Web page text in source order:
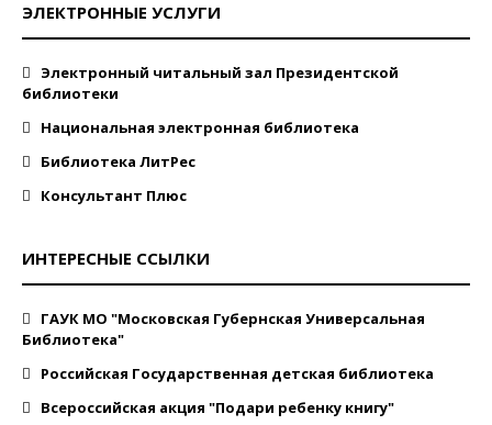
ЭЛЕКТРОННЫЕ УСЛУГИ
Электронный читальный зал Президентской
библиотеки
Национальная электронная библиотека
Библиотека ЛитРес
Консультант Плюс
ИНТЕРЕСНЫЕ ССЫЛКИ
ГАУК МО "Московская Губернская Универсальная
Библиотека"
Российская Государственная детская библиотека
Всероссийская акция "Подари ребенку книгу"